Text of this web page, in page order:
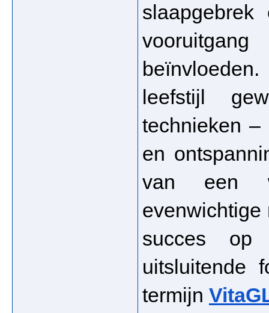
leefstijl
technieken –
en
van een
evenwichtige
succes
uitsluitende
termijn